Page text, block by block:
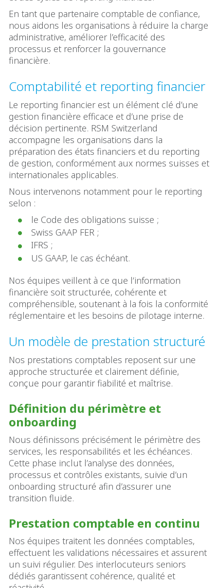
En tant que partenaire comptable de confiance,
nous aidons les organisations à réduire la charge
administrative, améliorer l’efficacité des
processus et renforcer la gouvernance
financière.
Comptabilité et reporting financier
Le reporting financier est un élément clé d’une
gestion financière efficace et d’une prise de
décision pertinente. RSM Switzerland
accompagne les organisations dans la
préparation des états financiers et du reporting
de gestion, conformément aux normes suisses et
internationales applicables.
Nous intervenons notamment pour le reporting
selon :
le Code des obligations suisse ;
Swiss GAAP FER ;
IFRS ;
US GAAP, le cas échéant.
Nos équipes veillent à ce que l’information
financière soit structurée, cohérente et
compréhensible, soutenant à la fois la conformité
réglementaire et les besoins de pilotage interne.
Un modèle de prestation structuré
Nos prestations comptables reposent sur une
approche structurée et clairement définie,
conçue pour garantir fiabilité et maîtrise.
Définition du périmètre et
onboarding
Nous définissons précisément le périmètre des
services, les responsabilités et les échéances.
Cette phase inclut l’analyse des données,
processus et contrôles existants, suivie d’un
onboarding structuré afin d’assurer une
transition fluide.
Prestation comptable en continu
Nos équipes traitent les données comptables,
effectuent les validations nécessaires et assurent
un suivi régulier. Des interlocuteurs seniors
dédiés garantissent cohérence, qualité et